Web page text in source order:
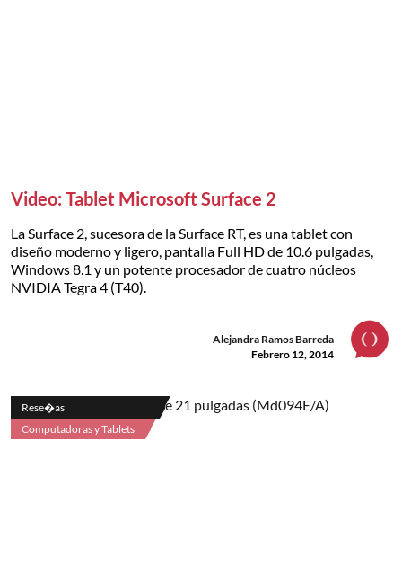
Video: Tablet Microsoft Surface 2
La Surface 2, sucesora de la Surface RT, es una tablet con
diseño moderno y ligero, pantalla Full HD de 10.6 pulgadas,
Windows 8.1 y un potente procesador de cuatro núcleos
NVIDIA Tegra 4 (T40).
Alejandra Ramos Barreda
Febrero 12, 2014
Rese�as
Computadoras y Tablets